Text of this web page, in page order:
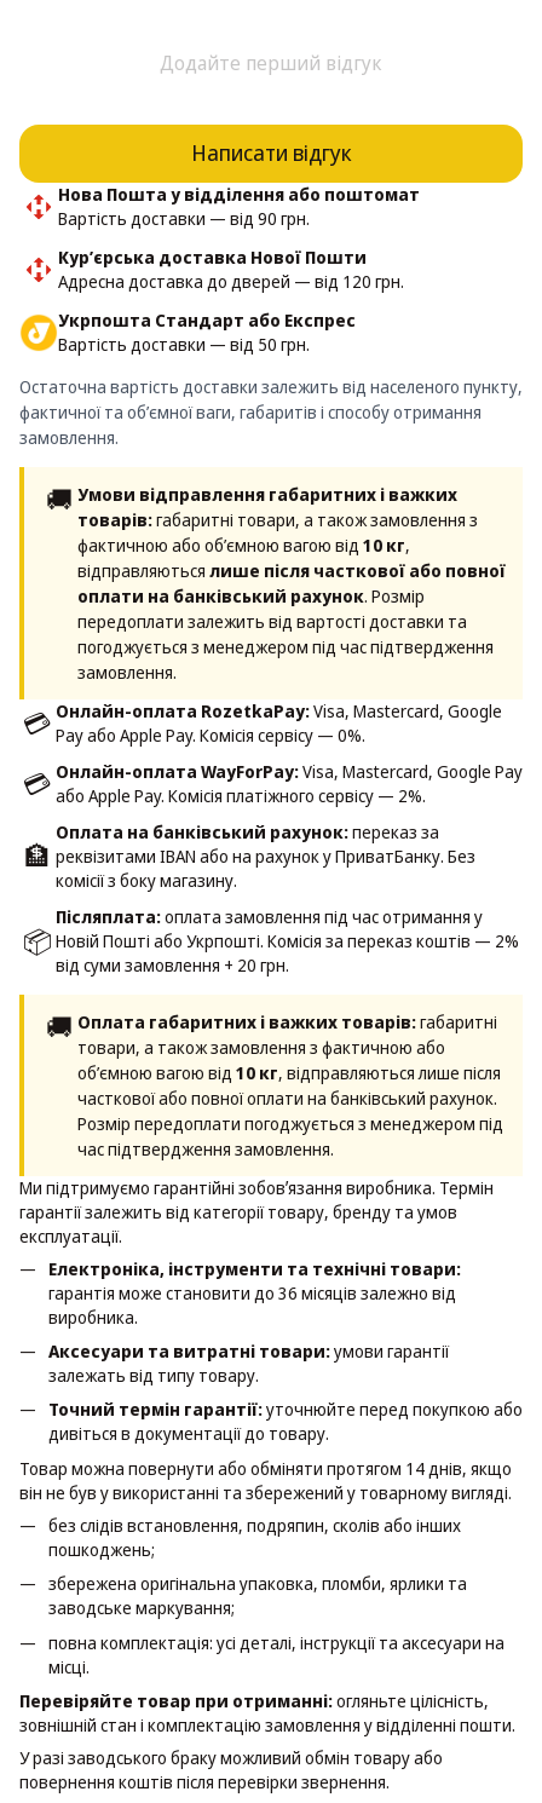
Додайте перший відгук
Написати відгук
Нова Пошта у відділення або поштомат
Вартість доставки — від 90 грн.
Кур’єрська доставка Нової Пошти
Адресна доставка до дверей — від 120 грн.
Укрпошта Стандарт або Експрес
Вартість доставки — від 50 грн.
Остаточна вартість доставки залежить від населеного пункту,
фактичної та об’ємної ваги, габаритів і способу отримання
замовлення.
🚚 Умови відправлення габаритних і важких
товарів:габаритні товари, а також замовлення з
фактичною або об’ємною вагою від 10 кг,
відправляються лише після часткової або повної
оплати на банківський рахунок. Розмір
передоплати залежить від вартості доставки та
погоджується з менеджером під час підтвердження
замовлення.
💳 Онлайн-оплата RozetkaPay:Visa, Mastercard, Google
Pay або Apple Pay. Комісія сервісу — 0%.
💳 Онлайн-оплата WayForPay:Visa, Mastercard, Google Pay
або Apple Pay. Комісія платіжного сервісу — 2%.
🏦
Оплата на банківський рахунок:переказ за
реквізитами IBAN або на рахунок у ПриватБанку. Без
комісії з боку магазину.
📦
Післяплата:оплата замовлення під час отримання у
Новій Пошті або Укрпошті. Комісія за переказ коштів — 2%
від суми замовлення + 20 грн.
🚚 Оплата габаритних і важких товарів:габаритні
товари, а також замовлення з фактичною або
об’ємною вагою від 10 кг, відправляються лише після
часткової або повної оплати на банківський рахунок.
Розмір передоплати погоджується з менеджером під
час підтвердження замовлення.
Ми підтримуємо гарантійні зобовʼязання виробника. Термін
гарантії залежить від категорії товару, бренду та умов
експлуатації.
Електроніка, інструменти та технічні товари:
гарантія може становити до 36 місяців залежно від
виробника.
Аксесуари та витратні товари:умови гарантії
залежать від типу товару.
Точний термін гарантії:уточнюйте перед покупкою або
дивіться в документації до товару.
Товар можна повернути або обміняти протягом 14 днів, якщо
він не був у використанні та збережений у товарному вигляді.
без слідів встановлення, подряпин, сколів або інших
пошкоджень;
збережена оригінальна упаковка, пломби, ярлики та
заводське маркування;
повна комплектація: усі деталі, інструкції та аксесуари на
місці.
Перевіряйте товар при отриманні:огляньте цілісність,
зовнішній стан і комплектацію замовлення у відділенні пошти.
У разі заводського браку можливий обмін товару або
повернення коштів після перевірки звернення.